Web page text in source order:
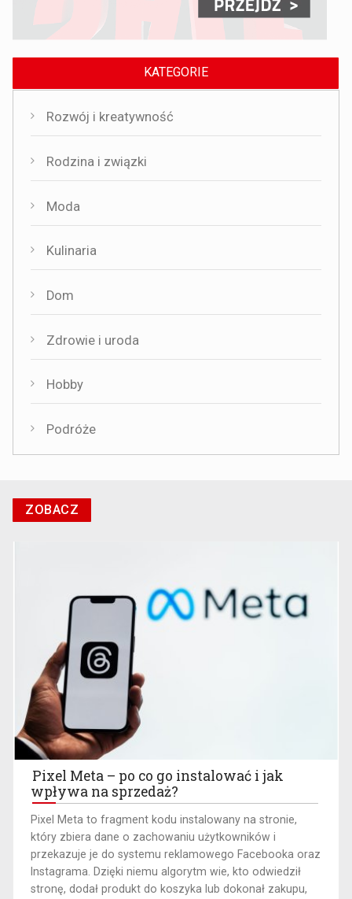
KATEGORIE
Rozwój i kreatywność
Rodzina i związki
Moda
Kulinaria
Dom
Zdrowie i uroda
Hobby
Podróże
ZOBACZ
Pixel Meta – po co go instalować i jak
wpływa na sprzedaż?
Pixel Meta to fragment kodu instalowany na stronie,
który zbiera dane o zachowaniu użytkowników i
przekazuje je do systemu reklamowego Facebooka oraz
Instagrama. Dzięki niemu algorytm wie, kto odwiedził
stronę, dodał produkt do koszyka lub dokonał zakupu,